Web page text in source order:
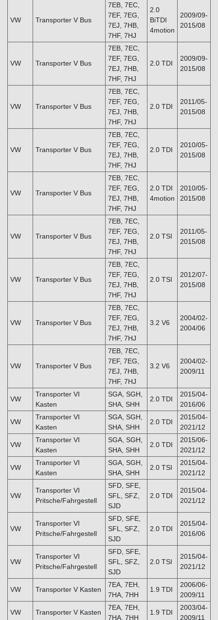
VW Transporter V Bus
7EB, 7EC,
7EF, 7EG,
7EJ, 7HB,
7HF, 7HJ
2.0
BiTDI
4motion
2009/09-
2015/08
VW Transporter V Bus
7EB, 7EC,
7EF, 7EG,
7EJ, 7HB,
7HF, 7HJ
2.0 TDI
2009/09-
2015/08
VW Transporter V Bus
7EB, 7EC,
7EF, 7EG,
7EJ, 7HB,
7HF, 7HJ
2.0 TDI
2011/05-
2015/08
VW Transporter V Bus
7EB, 7EC,
7EF, 7EG,
7EJ, 7HB,
7HF, 7HJ
2.0 TDI
2010/05-
2015/08
VW Transporter V Bus
7EB, 7EC,
7EF, 7EG,
7EJ, 7HB,
7HF, 7HJ
2.0 TDI
4motion
2010/05-
2015/08
VW Transporter V Bus
7EB, 7EC,
7EF, 7EG,
7EJ, 7HB,
7HF, 7HJ
2.0 TSI
2011/05-
2015/08
VW Transporter V Bus
7EB, 7EC,
7EF, 7EG,
7EJ, 7HB,
7HF, 7HJ
2.0 TSI
2012/07-
2015/08
VW Transporter V Bus
7EB, 7EC,
7EF, 7EG,
7EJ, 7HB,
7HF, 7HJ
3.2 V6
2004/02-
2004/06
VW Transporter V Bus
7EB, 7EC,
7EF, 7EG,
7EJ, 7HB,
7HF, 7HJ
3.2 V6
2004/02-
2009/11
VW
Transporter VI
Kasten
SGA, SGH,
SHA, SHH
2.0 TDI
2015/04-
2016/06
VW
Transporter VI
Kasten
SGA, SGH,
SHA, SHH
2.0 TDI
2015/04-
2021/12
VW
Transporter VI
Kasten
SGA, SGH,
SHA, SHH
2.0 TDI
2015/06-
2021/12
VW
Transporter VI
Kasten
SGA, SGH,
SHA, SHH
2.0 TSI
2015/04-
2021/12
VW
Transporter VI
Pritsche/Fahrgestell
SFD, SFE,
SFL, SFZ,
SJD
2.0 TDI
2015/04-
2021/12
VW
Transporter VI
Pritsche/Fahrgestell
SFD, SFE,
SFL, SFZ,
SJD
2.0 TDI
2015/04-
2016/06
VW
Transporter VI
Pritsche/Fahrgestell
SFD, SFE,
SFL, SFZ,
SJD
2.0 TSI
2015/04-
2021/12
VW Transporter V Kasten
7EA, 7EH,
7HA, 7HH
1.9 TDI
2006/06-
2009/11
VW Transporter V Kasten
7EA, 7EH,
7HA, 7HH
1.9 TDI
2003/04-
2009/11